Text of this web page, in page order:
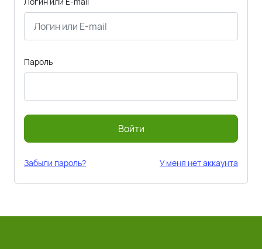
Пароль
Войти
Забыли пароль? У меня нет аккаунта